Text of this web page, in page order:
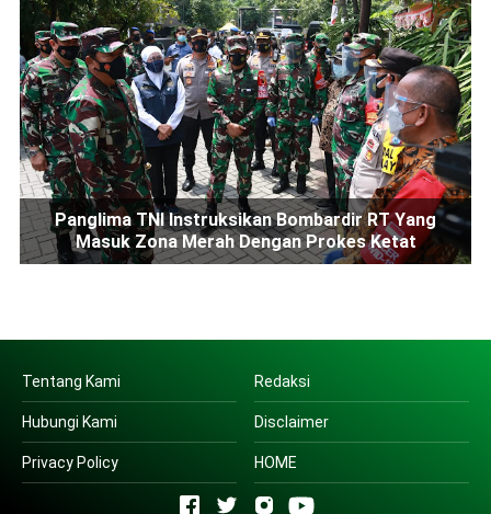
Panglima TNI Instruksikan Bombardir RT Yang
Masuk Zona Merah Dengan Prokes Ketat
Tentang Kami Redaksi
Hubungi Kami Disclaimer
Privacy Policy HOME